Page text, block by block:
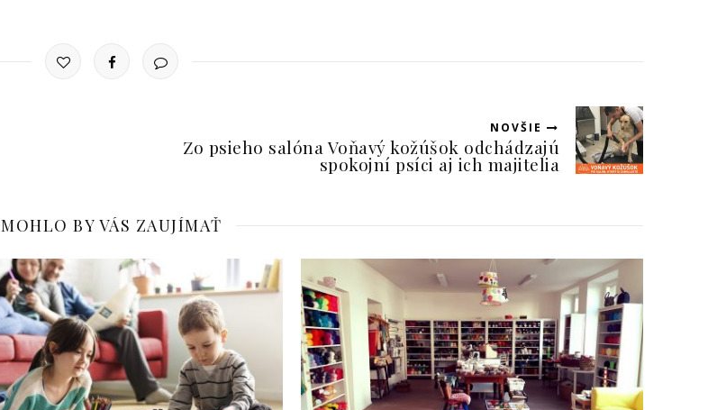
NOVŠIE
Zo psieho salóna Voňavý kožúšok odchádzajú
spokojní psíci aj ich majitelia
MOHLO BY VÁS ZAUJÍMAŤ